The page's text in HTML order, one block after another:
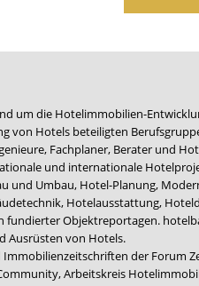
um die Hotelimmobilien-
von Hotels beteiligten
Fachplaner, Berater und
und internationale
und Umbau, Hotel-Planung,
Hotelausstattung,
Objektreportagen.
Ausrüsten von Hotels.
der Forum
,Arbeitskreis